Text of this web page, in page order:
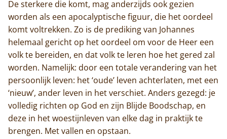
Actueel
Monnik worden
Contact
De sterkere die komt, mag anderzijds ook gezien
worden als een apocalyptische figuur, die het oordeel
komt voltrekken. Zo is de prediking van Johannes
helemaal gericht op het oordeel om voor de Heer een
volk te bereiden, en dat volk te leren hoe het gered zal
worden. Namelijk: door een totale verandering van het
persoonlijk leven: het ‘oude’ leven achterlaten, met een
‘nieuw’, ander leven in het verschiet. Anders gezegd: je
volledig richten op God en zijn Blijde Boodschap, en
deze in het woestijnleven van elke dag in praktijk te
brengen. Met vallen en opstaan.